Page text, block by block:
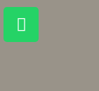
W
h